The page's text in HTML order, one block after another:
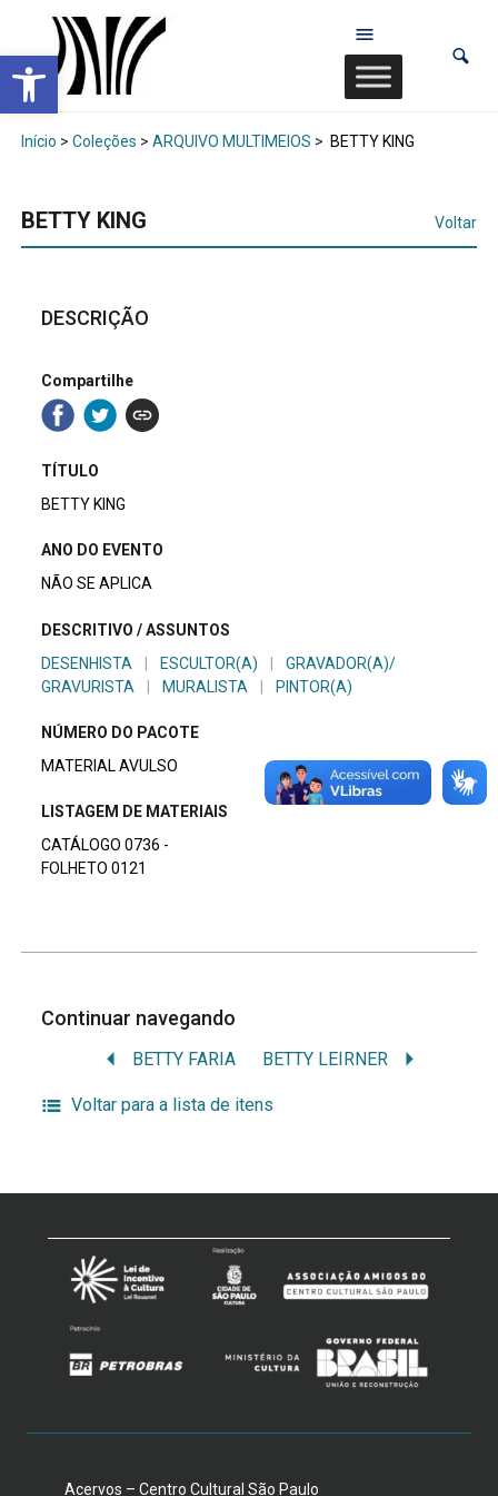
Abrir a barra de ferramentas
Início > Coleções > ARQUIVO MULTIMEIOS > BETTY KING
BETTY KING Voltar
DESCRIÇÃO
Compartilhe
TÍTULO
BETTY KING
ANO DO EVENTO
NÃO SE APLICA
DESCRITIVO / ASSUNTOS
DESENHISTA
ESCULTOR(A)
GRAVADOR(A)/
GRAVURISTA
MURALISTA PINTOR(A)
NÚMERO DO PACOTE
MATERIAL AVULSO
LISTAGEM DE MATERIAIS
CATÁLOGO 0736 -
FOLHETO 0121
Continuar navegando
BETTY FARIA BETTY LEIRNER
Voltar para a lista de itens
Acervos – Centro Cultural São Paulo